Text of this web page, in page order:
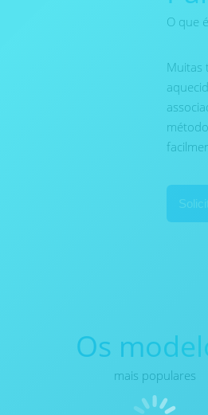
O que
Muitas
Os
mais populares